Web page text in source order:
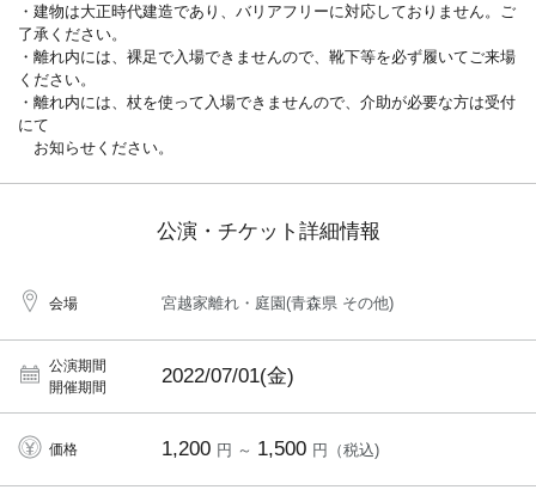
・建物は大正時代建造であり、バリアフリーに対応しておりません。ご
了承ください。
・離れ内には、裸足で入場できませんので、靴下等を必ず履いてご来場
ください。
・離れ内には、杖を使って入場できませんので、介助が必要な方は受付
にて
お知らせください。
公演・チケット詳細情報
会場 宮越家離れ・庭園(青森県 その他)
公演期間
開催期間
2022/07/01(金)
価格 1,200 円 ～ 1,500 円（税込)